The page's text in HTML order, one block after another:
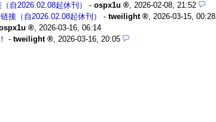
自2026.02.08起休刊）
- ospx1u , 2026-02-08, 21:52
接（自2026.02.08起休刊）
- tweilight , 2026-03-15, 00:28
, 2026-03-16, 06:14
- tweilight , 2026-03-16, 20:05